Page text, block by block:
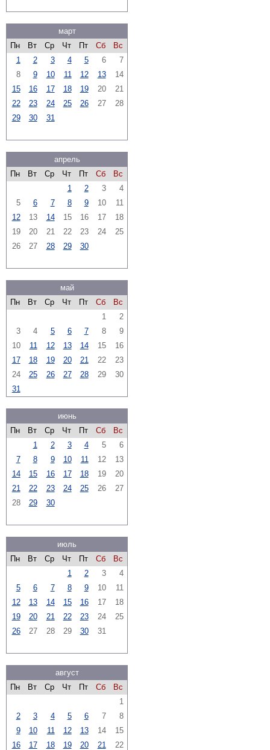
март
Пн
Вт Ср Чт Пт Сб
Вс
1
2 3 4 5 6
7
8
9 10 11 12 13
14
15
16 17 18 19 20
21
22
23 24 25 26 27
28
29
30 31
апрель
Пн
Вт Ср Чт Пт Сб
Вс
1
2 3
4
5
6 7 8 9 10
11
12
13 14 15 16 17
18
19
20 21 22 23 24
25
26
27 28 29 30
май
Пн
Вт Ср Чт Пт Сб
Вс
1
2
3
4 5 6 7 8
9
10
11 12 13 14 15
16
17
18 19 20 21 22
23
24
25 26 27 28 29
30
31
июнь
Пн
Вт Ср Чт Пт Сб
Вс
1
2 3 4 5
6
7
8 9 10 11 12
13
14
15 16 17 18 19
20
21
22 23 24 25 26
27
28
29 30
июль
Пн
Вт Ср Чт Пт Сб
Вс
1
2 3
4
5
6 7 8 9 10
11
12
13 14 15 16 17
18
19
20 21 22 23 24
25
26
27 28 29 30 31
август
Пн
Вт Ср Чт Пт Сб
Вс
1
2
3 4 5 6 7
8
9
10 11 12 13 14
15
16
17 18 19 20 21
22